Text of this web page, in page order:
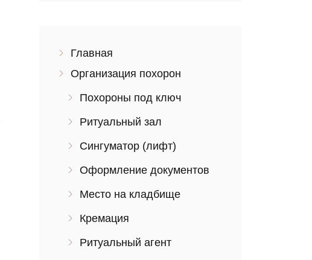
Главная
Организация похорон
Похороны под ключ
Ритуальный зал
Сингуматор (лифт)
Оформление документов
Место на кладбище
Кремация
Ритуальный агент